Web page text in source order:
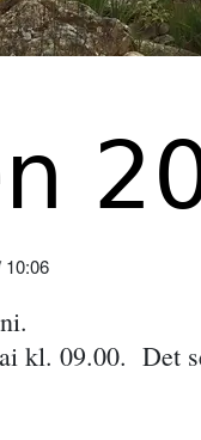
10:06
kl. 09.00. Det